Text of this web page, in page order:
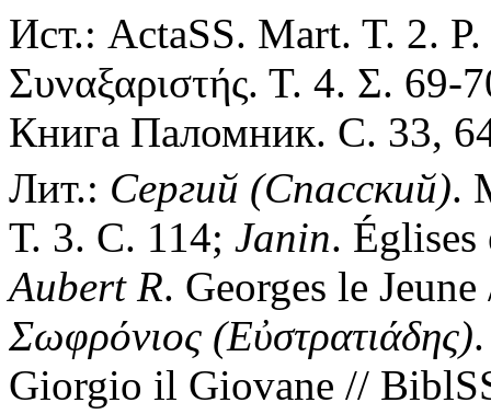
Ист.: ActaSS. Mart. T. 2.
Συναξαριστής. Τ. 4. Σ.
Книга Паломник. С. 33,
Лит.: Сергий (Спасский).
Т. 3. С. 114; Janin. Églises
Aubert R. Georges le
Σωφρόνιος (Εὐστρατιάδης)
Giorgio il Giovane //